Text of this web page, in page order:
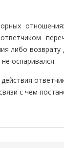
либо
оспаривался.
с чем